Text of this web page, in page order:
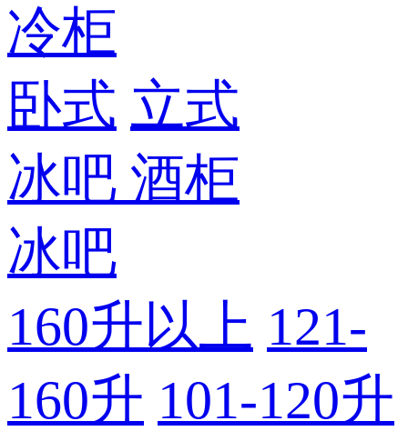
冷柜
卧式 立式
冰吧 酒柜
冰吧
160升以上 121-
160升 101-120升